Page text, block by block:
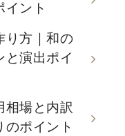
イント
り方｜和の
と演出ポイ
相場と内訳
のポイント